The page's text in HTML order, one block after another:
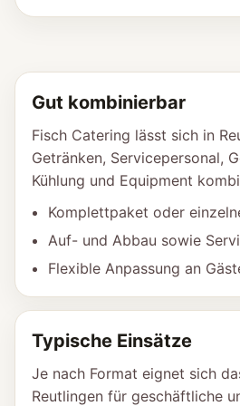
Gut kombinierbar
Fisch Catering lässt sich in
Getränken, Servicepersonal,
Kühlung und Equipment
Komplettpaket oder
Auf- und Abbau sowie
Flexible Anpassung an
Typische Einsätze
Je nach Format eignet sich
Reutlingen für geschäftliche